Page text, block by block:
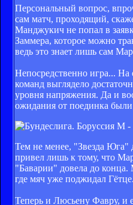
Персональный вопрос,
сам матч, проходящий,
Манджукич не попал в
Заммера, которое можно
ведь это знает лишь сам
Непосредственно игра... На
команд выглядело
уровня напряжения. Да и
ожидания от поединка
Тем не менее, "Звезда Юга"
привел лишь к тому, что
"Баварии" довела до конца.
где мяч уже поджидал
Теперь и Люсьену Фавру, и